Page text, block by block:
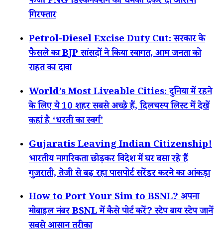
गिरफ्तार
Petrol-Diesel Excise Duty Cut: सरकार के
फैसले का BJP सांसदों ने किया स्वागत, आम जनता को
राहत का दावा
World’s Most Liveable Cities: दुनिया में रहने
के लिए ये 10 शहर सबसे अच्छे हैं, दिलचस्प लिस्ट में देखें
कहां है ‘धरती का स्वर्ग’
Gujaratis Leaving Indian Citizenship!
भारतीय नागरिकता छोड़कर विदेश में घर बसा रहे हैं
गुजराती, तेजी से बढ़ रहा पासपोर्ट सरेंडर करने का आंकड़ा
How to Port Your Sim to BSNL? अपना
मोबाइल नंबर BSNL में कैसे पोर्ट करें? स्टेप बाय स्टेप जानें
सबसे आसान तरीका